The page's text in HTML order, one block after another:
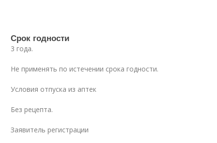
Срок годности
3 года.
Не применять по истечении срока годности.
Условия отпуска из аптек
Без рецепта.
Заявитель регистрации